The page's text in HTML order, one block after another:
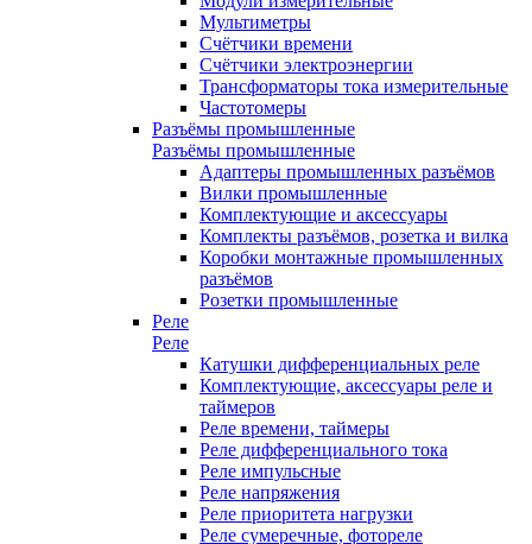
Мультиметры
Счётчики времени
Счётчики электроэнергии
Трансформаторы тока измерительные
Частотомеры
Разъёмы промышленные
Разъёмы промышленные
Адаптеры промышленных разъёмов
Вилки промышленные
Комплектующие и аксессуары
Комплекты разъёмов, розетка и вилка
Коробки монтажные промышленных
разъёмов
Розетки промышленные
Реле
Реле
Катушки дифференциальных реле
Комплектующие, аксессуары реле и
таймеров
Реле времени, таймеры
Реле дифференциального тока
Реле импульсные
Реле напряжения
Реле приоритета нагрузки
Реле сумеречные, фотореле